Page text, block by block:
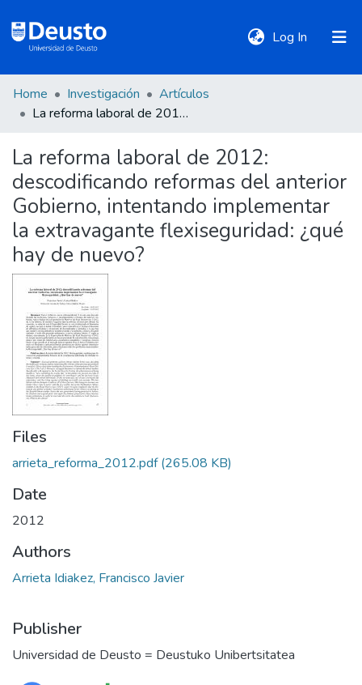
Log In (current)
DeustoTeka
Communities
&
Collections
All of DSpace
Statistics
Policies
Home Investigación
Artículos
La reforma laboral de 2012: descodificando reformas del anterior Gobierno, intentando implementar la extravagante flexiseguridad: ¿qué hay de nuevo?
La reforma laboral de 2012:
descodificando reformas del anterior
Gobierno, intentando implementar
la extravagante flexiseguridad: ¿qué
hay de nuevo?
Files
arrieta_reforma_2012.pdf(265.08 KB)
Date
2012
Authors
Arrieta Idiakez, Francisco Javier
Publisher
Universidad de Deusto = Deustuko Unibertsitatea